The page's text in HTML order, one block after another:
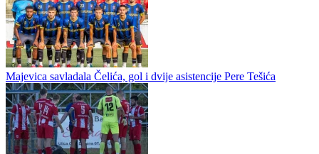
Okončan ligaški dio: Finalni turnir 3x3 Srpske u Banjaluci